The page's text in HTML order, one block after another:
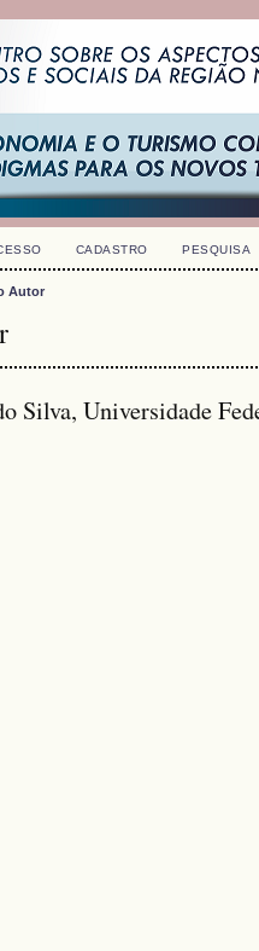
CADASTRO PESQUISA
Autor
Silva, Universidade